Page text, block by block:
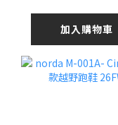
加入購物車